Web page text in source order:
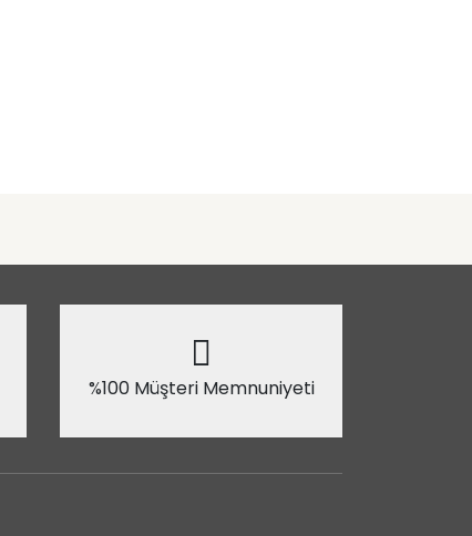
%100 Müşteri Memnuniyeti